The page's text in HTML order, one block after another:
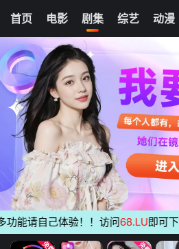
首页 电影 剧集 综艺 动漫
我的观影记录
请和我的老公结婚
清空
自己体验！！访问 68.LU即可下载 ⟳